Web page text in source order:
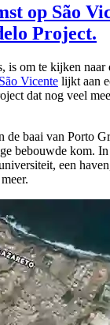
op São
Project.
is om te kijken
São Vicente lijkt aan
dat nog veel
de baai van Porto
bebouwde kom.
een